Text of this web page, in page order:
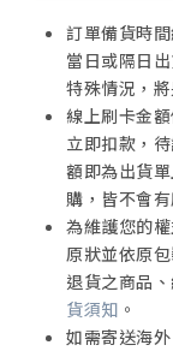
訂單備貨時
當日或隔日
特殊情況，
線上刷卡金
立即扣款，
額即為出貨
購，皆不會
為維護您的
原狀並依原
退貨之商品
貨須知 。
如需寄送海